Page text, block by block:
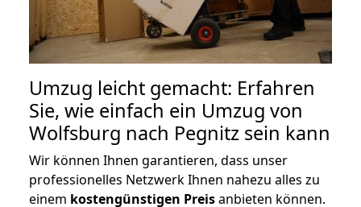
Umzug leicht gemacht: Erfahren
Sie, wie einfach ein Umzug von
Wolfsburg nach Pegnitz sein kann
Wir können Ihnen garantieren, dass unser
professionelles Netzwerk Ihnen nahezu alles zu
einem kostengünstigen Preisanbieten können.